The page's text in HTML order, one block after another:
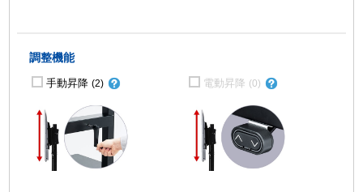
調整機能
手動昇降 (2) 電動昇降 (0)